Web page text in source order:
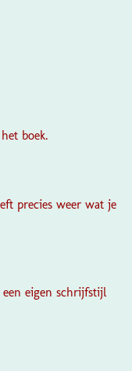
boek.
precies weer wat je
eigen schrijfstijl